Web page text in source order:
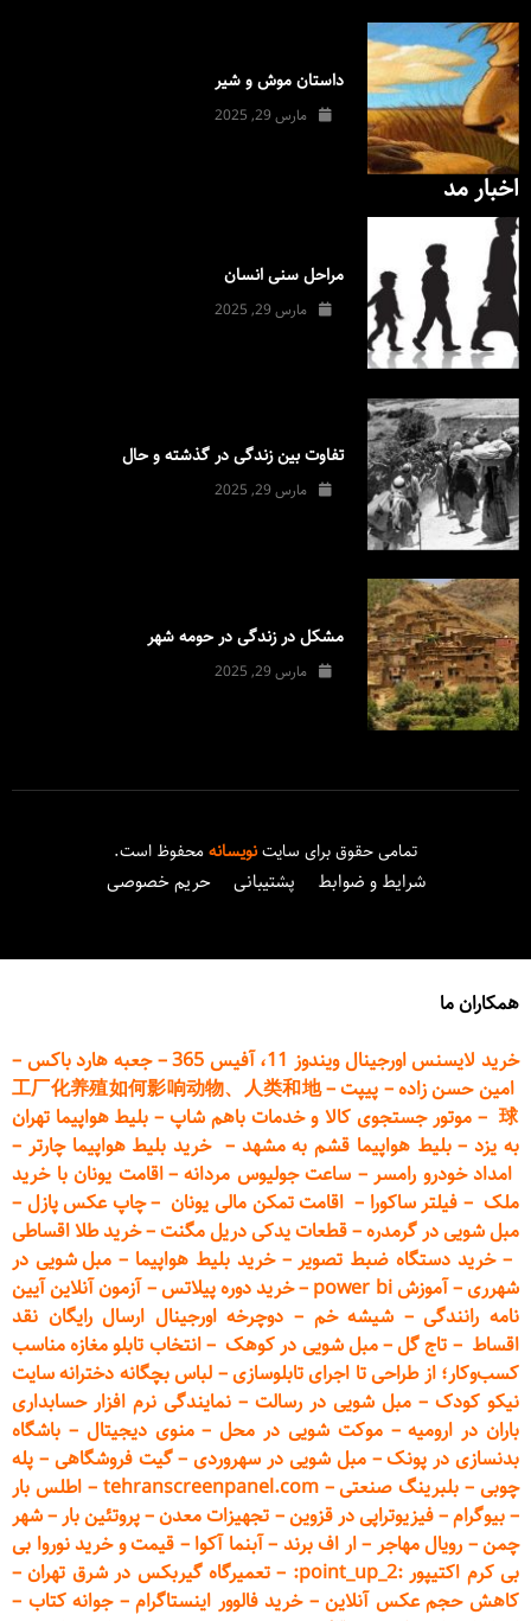
داستان موش و شیر
مارس 29, 2025
اخبار مد
مراحل سنی انسان
مارس 29, 2025
تفاوت بین زندگی در گذشته و حال
مارس 29, 2025
مشکل در زندگی در حومه شهر
مارس 29, 2025
تمامی حقوق برای سایتنویسانهمحفوظ است.
شرایط و ضوابط پشتیبانی حریم خصوصی
همکاران ما
خرید لایسنس اورجینال ویندوز 11، آفیس 365
–جعبه هارد باکس –
امین حسن زاده– پیپت–
工厂化养殖如何影响动物、人类和地
球
– موتور جستجوی کالا و خدمات باهم شاپ– بلیط هواپیما تهران
به یزد–بلیط هواپیما قشم به مشهد –خرید بلیط هواپیما چارتر –
امداد خودرو رامسر– ساعت جولیوس مردانه–اقامت یونان با خرید
ملک – فیلتر ساکورا – اقامت تمکن مالی یونان –چاپ عکس پازل –
مبل شویی در گرمدره–قطعاتیدکی دریل مگنت–خرید طلا اقساطی
–خرید دستگاه ضبط تصویر–خرید بلیط هواپیما –مبل شویی در
شهرری–آموزش power bi –خرید دورهپیلاتس–آزمون آنلاین آیین
نامه رانندگی– شیشه خم – دوچرخه اورجینال ارسال رایگان نقد
اقساط – تاج گل–مبل شویی در کوهک–انتخاب تابلو مغازه مناسب
کسب‌وکار؛ از طراحی تا اجرای تابلوسازی– لباس بچگانه دخترانه سایت
نیکو کودک – مبل شویی در رسالت – نمایندگی نرم افزار حسابداری
باران در ارومیه–موکت شویی در محل–منوی دیجیتال – باشگاه
بدنسازی در پونک–مبل شویی در سهروردی–گیت فروشگاهی – پله
چوبی – بلبرینگ صنعتی–
tehranscreenpanel.com
–اطلس بار
–بیوگرام–فیزیوتراپی در قزوین– تجهیزات معدن–پروتئین بار–شهر
چمن– رویال مهاجر –ار اف برند –آبنما آکوا – قیمت و خرید نوروا بی
بی کرم اکتیپور :point_up_2:
– تعمیرگاه گیربکس در شرق تهران–
کاهش حجم عکس آنلاین–خرید فالوور اینستاگرام–جوانه کتاب –